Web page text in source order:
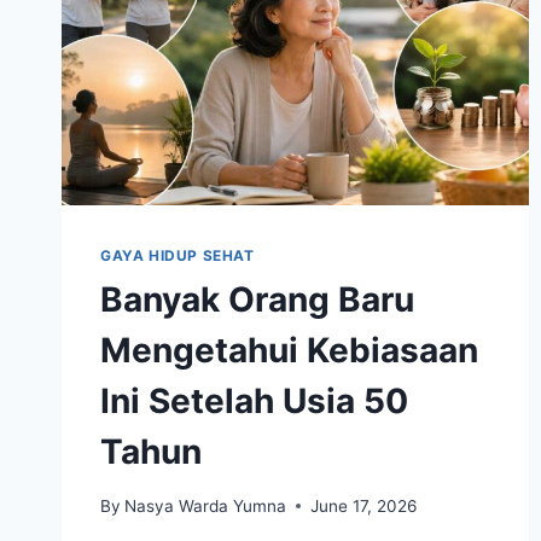
GAYA HIDUP SEHAT
Banyak Orang Baru
Mengetahui Kebiasaan
Ini Setelah Usia 50
Tahun
By Nasya Warda Yumna June 17, 2026